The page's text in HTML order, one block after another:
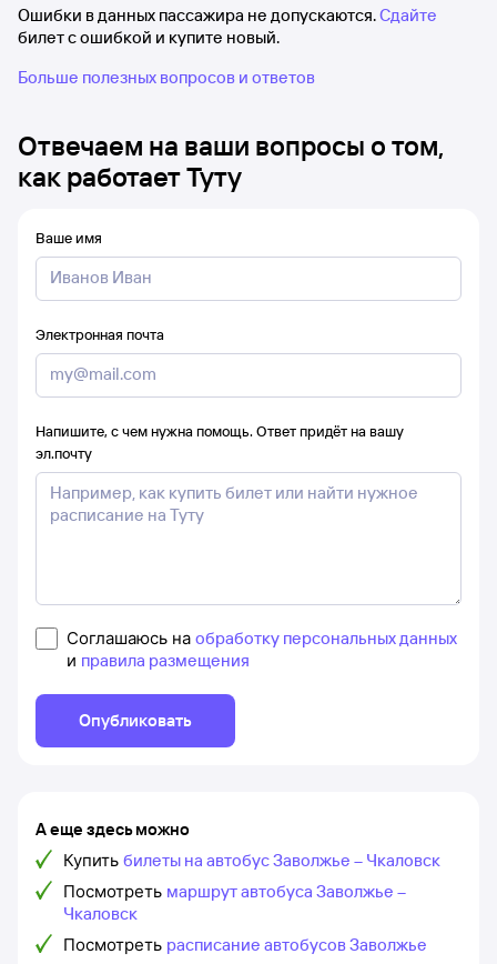
Ошибки в данных пассажира не допускаются.Сдайте
билет с ошибкой и купите новый.
Больше полезных вопросов и ответов
Отвечаем на ваши вопросы о том,
как работает Туту
Ваше имя
Электронная почта
Напишите, с чем нужна помощь. Ответ придёт на вашу
эл.почту
Соглашаюсь на обработку персональных данных
и правила размещения
Опубликовать
А еще здесь можно
Купить билеты на автобус Заволжье – Чкаловск
Посмотреть маршрут автобуса Заволжье –
Чкаловск
Посмотреть расписание автобусов Заволжье